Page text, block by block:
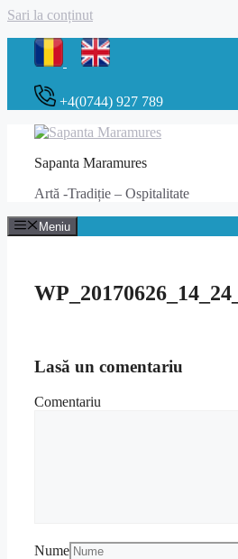
Sari la conținut
+4(0744) 927 789
Sapanta Maramures
Artă -Tradiție – Ospitalitate
Meniu
Lasă un comentariu
Comentariu
Nume